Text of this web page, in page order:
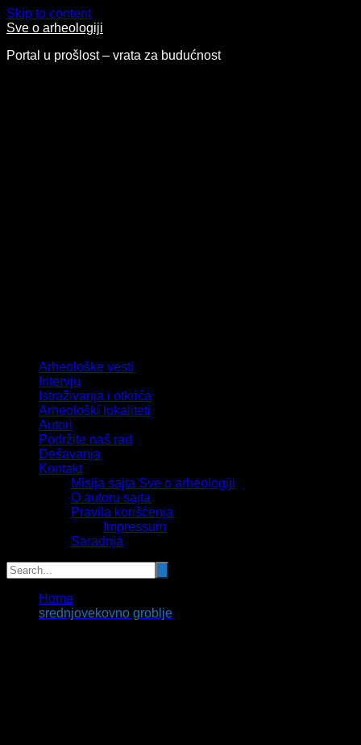
Skip to content
Sve o arheologiji
Portal u prošlost – vrata za budućnost
Arheološke vesti
Intervju
Istraživanja i otkrića
Arheološki lokaliteti
Autori
Podržite naš rad
Dešavanja
Kontakt
Misija sajta Sve o arheologiji
O autoru sajta
Pravila korišćenja
Impressum
Saradnja
Home
srednjovekovno groblje